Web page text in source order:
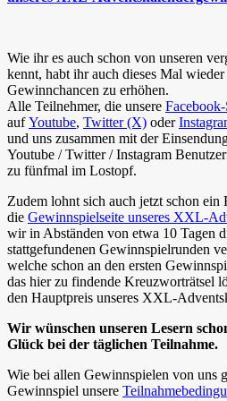
Wie ihr es auch schon von unseren
kennt, habt ihr auch dieses Mal
Gewinnchancen zu erhöhen.
Alle Teilnehmer, die unsere
aufYoutube, Twitter (X) oder
und uns zusammen mit der
Youtube / Twitter / Instagram
zu fünfmal im Lostopf.
Zudem lohnt sich auch jetzt schon ein
die Gewinnspielseite unseres XXL-
wir in Abständen von etwa 10 Tagen
stattgefundenen Gewinnspielrunden
welche schon an den ersten
das hier zu findende Kreuzworträtsel
den Hauptpreis unseres XXL-
Wir wünschen unseren Lesern
Glück bei der täglichen Teilnahme.
Wie bei allen Gewinnspielen von uns
Gewinnspiel unsere